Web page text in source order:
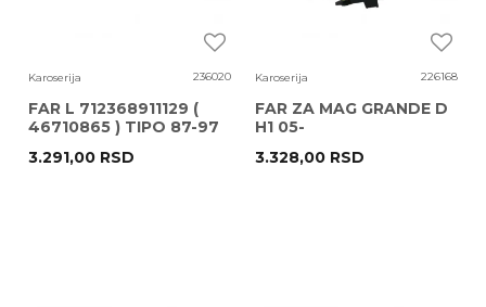
Karoserija 236020
FAR L 712368911129 (
46710865 ) TIPO 87-97
3.291,00 RSD
Karoserija 226168
FAR ZA MAG GRANDE D
H1 05-
3.328,00 RSD